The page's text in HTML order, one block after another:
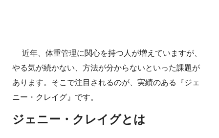
近年、体重管理に関心を持つ人が増えていますが、
やる気が続かない、方法が分からないといった課題が
あります。そこで注目されるのが、実績のある『ジェ
ニー・クレイグ』です。
ジェニー・クレイグとは